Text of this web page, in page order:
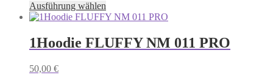
gewählt
werden
Ausführung wählen
Produkt
mehrere
Varianten
1Hoodie FLUFFY NM 011 PRO
50,00 €